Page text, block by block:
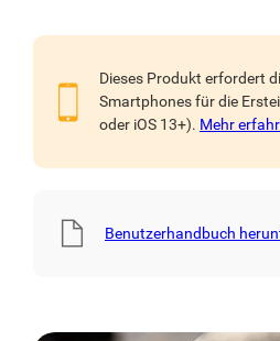
Dieses Produkt erfordert
Smartphones für die
oder iOS 13+). Mehr
Benutzerhandbuch